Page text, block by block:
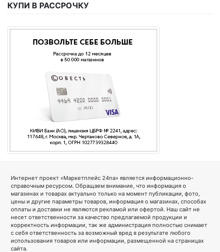
КУПИ В РАССРОЧКУ
Интернет проект «Маркетплейс 24na» является информационно-
справочным ресурсом. Обращаем внимание, что информация о
магазинах и товарах актуально только на момент публикации, фото,
цены и другие параметры товаров, информация о магазинах, способах
оплаты и доставки не являются рекламой или офертой. Наш сайт не
несет ответственности за качество предлагаемой продукции и
корректность информации, так же администрация полностью снимает
с себя ответственность за возможный вред в результате любого
использования товаров или информации, размещенной на страницах
сайта.